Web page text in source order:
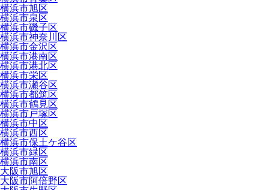
横浜市旭区
横浜市泉区
横浜市磯子区
横浜市神奈川区
横浜市金沢区
横浜市港南区
横浜市港北区
横浜市栄区
横浜市瀬谷区
横浜市都筑区
横浜市鶴見区
横浜市戸塚区
横浜市中区
横浜市西区
横浜市保土ケ谷区
横浜市緑区
横浜市南区
大阪市旭区
大阪市阿倍野区